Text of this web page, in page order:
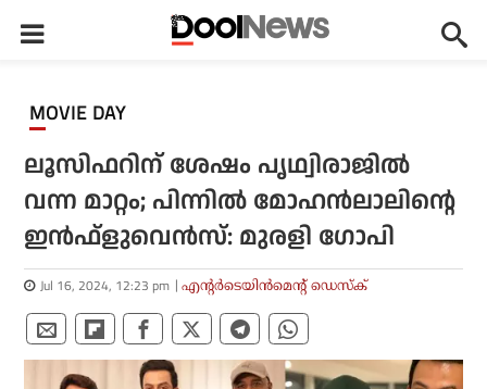
MOVIE DAY
ലൂസിഫറിന് ശേഷം പൃഥ്വിരാജില്‍
വന്ന മാറ്റം; പിന്നില്‍ മോഹന്‍ലാലിന്റെ
ഇന്‍ഫ്‌ളുവെന്‍സ്: മുരളി ഗോപി
Jul 16, 2024, 12:23 pm എന്റര്‍ടെയിന്‍മെന്റ് ഡെസ്‌ക്